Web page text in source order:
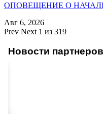
ОПОВЕЩЕНИЕ О
Авг 6, 2026
Prev Next 1 из 319
Новости партнеров